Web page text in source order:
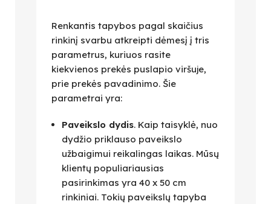
Renkantis tapybos pagal skaičius
rinkinį svarbu atkreipti dėmesį į tris
parametrus, kuriuos rasite
kiekvienos prekės puslapio viršuje,
prie prekės pavadinimo. Šie
parametrai yra:
Paveikslo dydis. Kaip taisyklė, nuo
dydžio priklauso paveikslo
užbaigimui reikalingas laikas. Mūsų
klientų populiariausias
pasirinkimas yra 40 x 50 cm
rinkiniai. Tokių paveikslų tapyba